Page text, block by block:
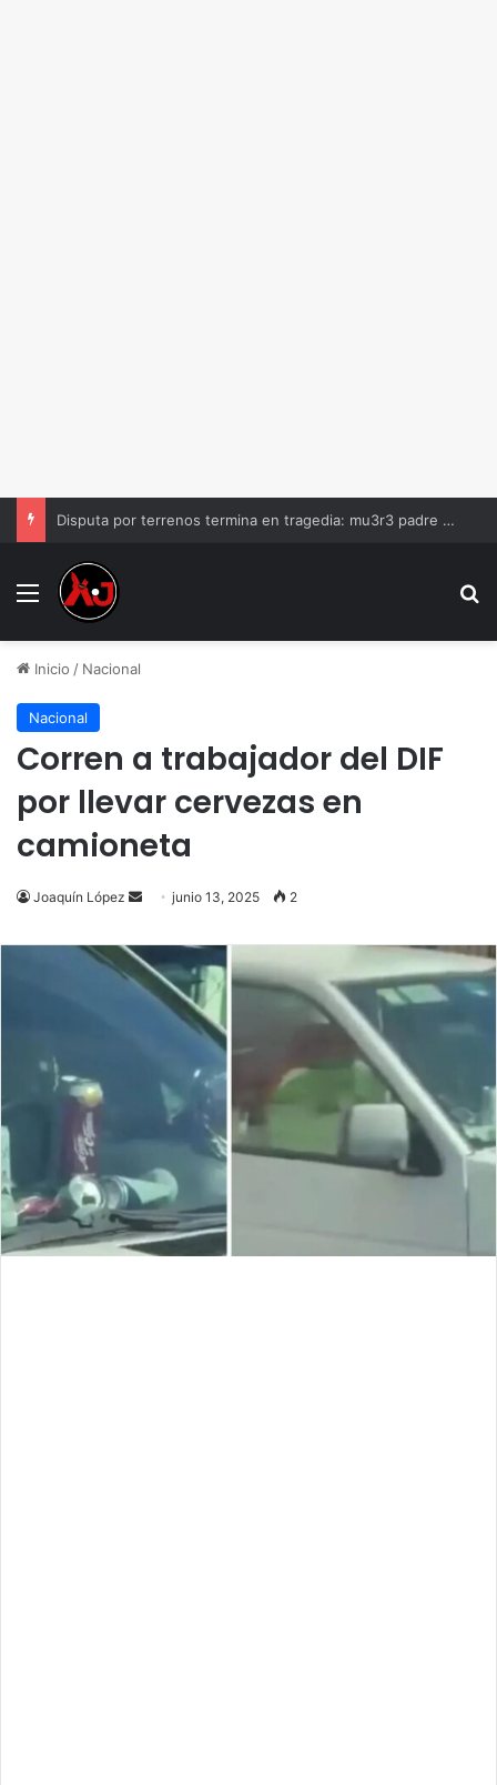
Disputa por terrenos termina en tragedia: mu3r3 padre de familia tras recibir varios d1sp4ros
Menu
Inicio / Nacional
Nacional
Corren a trabajador del DIF
por llevar cervezas en
camioneta
Joaquín López
Send
email
junio 13, 2025 2